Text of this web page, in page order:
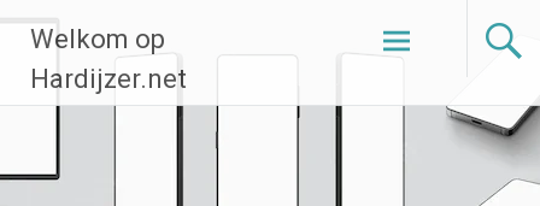
naar
inhoud
Welkom op
Hardijzer.net